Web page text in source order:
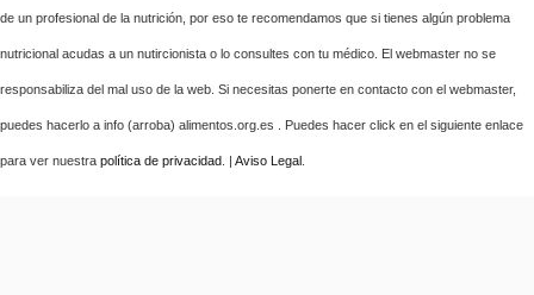
de un profesional de la nutrición, por eso te recomendamos que si tienes algún problema
nutricional acudas a un nutircionista o lo consultes con tu médico. El webmaster no se
responsabiliza del mal uso de la web. Si necesitas ponerte en contacto con el webmaster,
puedes hacerlo a info (arroba) alimentos.org.es . Puedes hacer click en el siguiente enlace
para ver nuestra política de privacidad . | Aviso Legal